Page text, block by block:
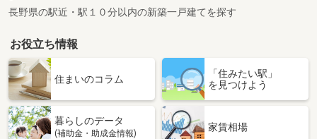
長野県の駅近・駅１０分以内の新築一戸建てを探す
お役立ち情報
住まいのコラム
「住みたい駅」
を見つけよう
暮らしのデータ
(補助金・助成金情報)
家賃相場